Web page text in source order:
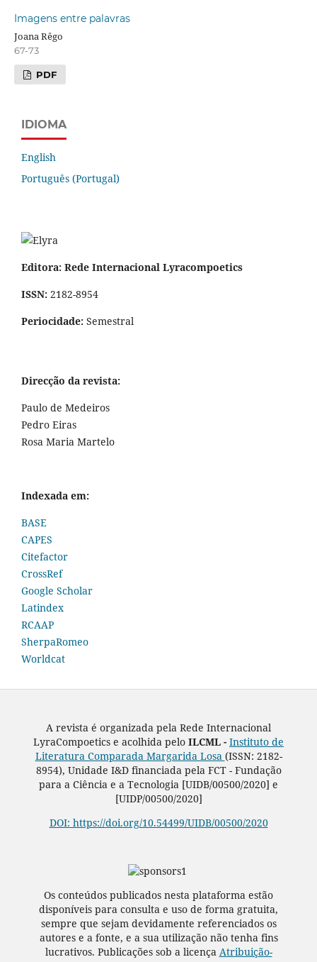
Imagens entre palavras
Joana Rêgo
67-73
PDF
IDIOMA
English
Português (Portugal)
Editora: Rede Internacional Lyracompoetics
ISSN: 2182-8954
Periocidade: Semestral
Direcção da revista:
Paulo de Medeiros
Pedro Eiras
Rosa Maria Martelo
Indexada em:
BASE
CAPES
Citefactor
CrossRef
Google Scholar
Latindex
RCAAP
SherpaRomeo
Worldcat
A revista é organizada pela Rede Internacional
LyraCompoetics e acolhida pelo ILCML - Instituto de
Literatura Comparada Margarida Losa (ISSN: 2182-
8954), Unidade I&D financiada pela FCT - Fundação
para a Ciência e a Tecnologia [UIDB/00500/2020] e
[UIDP/00500/2020]
DOI: https://doi.org/10.54499/UIDB/00500/2020
Os conteúdos publicados nesta plataforma estão
disponíveis para consulta e uso de forma gratuita,
sempre que sejam devidamente referenciados os
autores e a fonte, e a sua utilização não tenha fins
lucrativos. Publicações sob a licença Atribuição-